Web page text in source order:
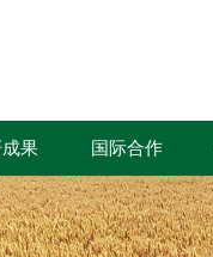
果 国际合作